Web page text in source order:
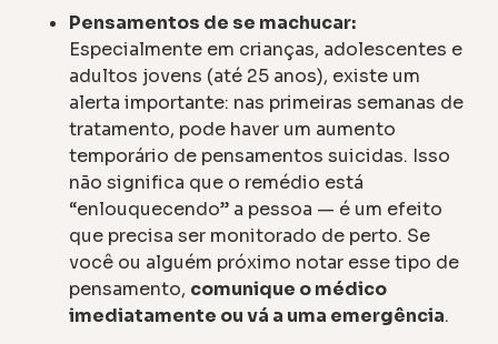
Pensamentos de se machucar:
Especialmente em crianças, adolescentes e
adultos jovens (até 25 anos), existe um
alerta importante: nas primeiras semanas de
tratamento, pode haver um aumento
temporário de pensamentos suicidas. Isso
não significa que o remédio está
“enlouquecendo” a pessoa — é um efeito
que precisa ser monitorado de perto. Se
você ou alguém próximo notar esse tipo de
pensamento, comunique o médico
imediatamente ou vá a uma emergência.